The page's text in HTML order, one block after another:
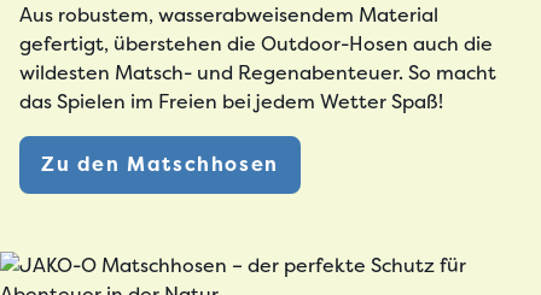
Aus robustem, wasserabweisendem Material
gefertigt, überstehen die Outdoor-Hosen auch die
wildesten Matsch- und Regenabenteuer. So macht
das Spielen im Freien bei jedem Wetter Spaß!
Zu den Matschhosen